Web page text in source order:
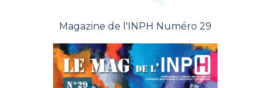
Magazine de l'INPH Numéro 29